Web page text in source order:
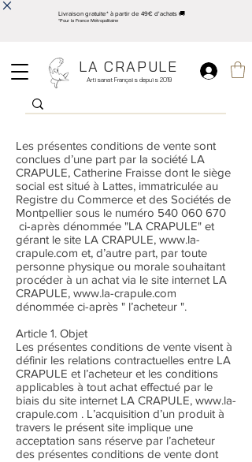
Livraison gratuite* à partir de 49€ d'achats 🚚
*Pour la France Métropolitaine
LA CRAPULE
Artisanat Français depuis 2019
Les présentes conditions de vente sont
conclues d’une part par la société LA
CRAPULE, Catherine Fraisse dont le siège
social est situé à Lattes, immatriculée au
Registre du Commerce et des Sociétés de
Montpellier sous le numéro 540 060 670
ci-après dénommée "LA CRAPULE" et
gérant le site LA CRAPULE, www.la-
crapule.com et, d’autre part, par toute
personne physique ou morale souhaitant
procéder à un achat via le site internet LA
CRAPULE, www.la-crapule.com
dénommée ci-après " l’acheteur ".
Article 1. Objet
Les présentes conditions de vente visent à
définir les relations contractuelles entre LA
CRAPULE et l’acheteur et les conditions
applicables à tout achat effectué par le
biais du site internet LA CRAPULE, www.la-
crapule.com . L’acquisition d’un produit à
travers le présent site implique une
acceptation sans réserve par l’acheteur
des présentes conditions de vente dont